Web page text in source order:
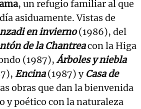
, un refugio familiar al que
asiduamente. Vistas de
en invierno(1986), del
de la Chantreacon la Higa
(1987),Árboles y niebla
Encina(1987) y Casa de
obras que dan la bienvenida
y poético con la naturaleza